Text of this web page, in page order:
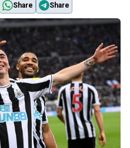
Share Share